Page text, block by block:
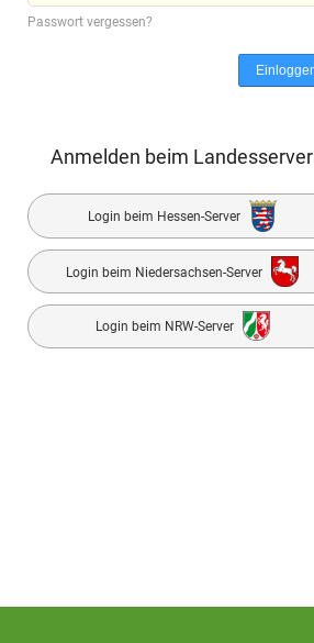
Passwort vergessen?
Anmelden beim Landesserver
Login beim Hessen-Server
Login beim Niedersachsen-Server
Login beim NRW-Server